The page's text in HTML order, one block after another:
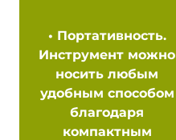
• Портативность.
Инструмент можно
носить любым
удобным способом
благодаря
компактным